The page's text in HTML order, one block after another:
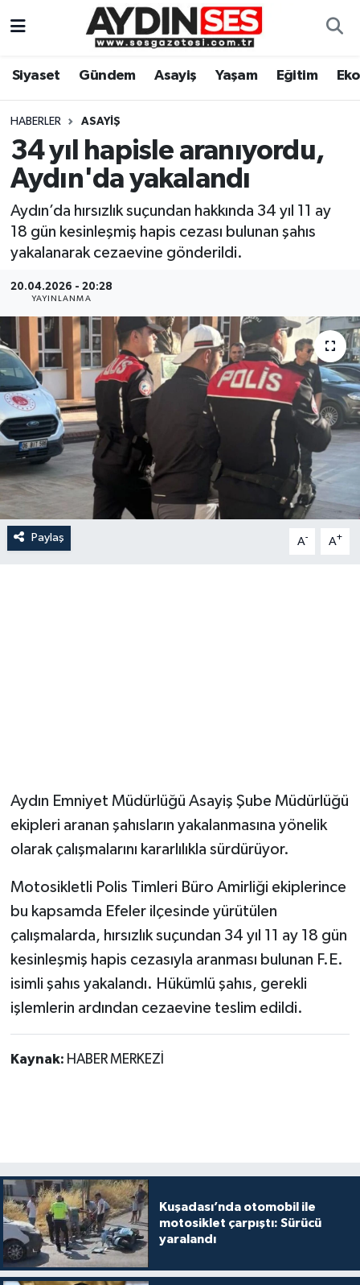
Siyaset Gündem Asayiş Yaşam Eğitim
HABERLER ASAYIŞ
34 yıl hapisle aranıyordu,
Aydın'da yakalandı
Aydın’da hırsızlık suçundan hakkında 34 yıl 11 ay
18 gün kesinleşmiş hapis cezası bulunan şahıs
yakalanarak cezaevine gönderildi.
20.04.2026 - 20:28
YAYINLANMA
Paylaş A- A+
Aydın Emniyet Müdürlüğü Asayiş Şube Müdürlüğü
ekipleri aranan şahısların yakalanmasına yönelik
olarak çalışmalarını kararlılıkla sürdürüyor.
Motosikletli Polis Timleri Büro Amirliği ekiplerince
bu kapsamda Efeler ilçesinde yürütülen
çalışmalarda, hırsızlık suçundan 34 yıl 11 ay 18 gün
kesinleşmiş hapis cezasıyla aranması bulunan F.E.
isimli şahıs yakalandı. Hükümlü şahıs, gerekli
işlemlerin ardından cezaevine teslim edildi.
Kaynak: HABER MERKEZİ
Kuşadası’nda otomobil ile
motosiklet çarpıştı: Sürücü
yaralandı
Gündem
Siyaset
Ekonomi
Yaşam
Spor
Aydın Hava Durumu
Aydin Namaz Vakitleri
Aydın Trafik Yoğunluk Haritası
Süper Lig Puan Durumu ve Fikstür
Haber Arşivi